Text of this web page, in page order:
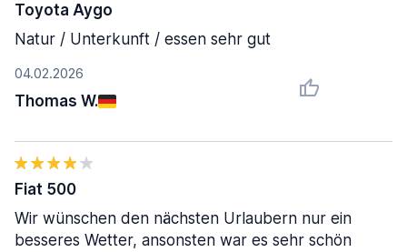
04.02.2026
Thomas W.
Toyota Aygo
Natur / Unterkunft / essen sehr gut
Fiat 500
Wir wünschen den nächsten Urlaubern nur ein
besseres Wetter, ansonsten war es sehr schön